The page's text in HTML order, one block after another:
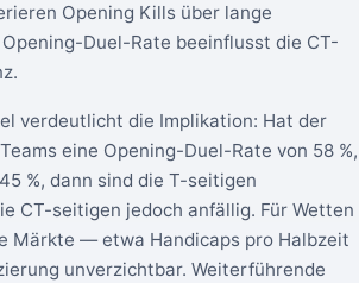
Opening Kills über lange
Duel-Rate beeinflusst die CT-
verdeutlicht die Implikation: Hat der
eine Opening-Duel-Rate von 58 %,
%, dann sind die T-seitigen
CT-seitigen jedoch anfällig. Für Wetten
Märkte — etwa Handicaps pro Halbzeit
unverzichtbar. Weiterführende